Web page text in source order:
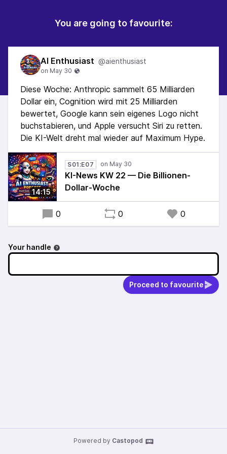
You are going to favourite:
AI Enthusiast @aienthusiast
Diese Woche: Anthropic sammelt 65 Milliarden
Dollar ein, Cognition wird mit 25 Milliarden
bewertet, Google kann sein eigenes Logo nicht
buchstabieren, und Apple versucht Siri zu retten.
Die KI-Welt dreht mal wieder auf Maximum Hype.
14:15
S01:E07
KI-News KW 22 — Die Billionen-
Dollar-Woche
0 0 0
Your handle
Proceed to favourite
Powered by Castopod